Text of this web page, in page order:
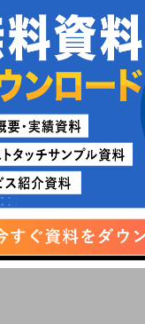
指します。主に
ズ展開などで見ら
が多い傾向があ